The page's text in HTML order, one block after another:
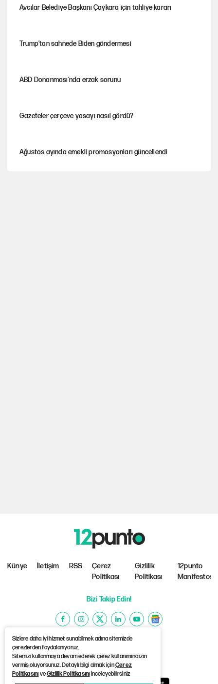
Avcılar Belediye Başkanı Çaykara için tahliye kararı
Trump’tan sahnede Biden göndermesi
ABD Donanması’nda erzak sorunu
Gazeteler çerçeve yasayı nasıl gördü?
Ağustos ayında emekli promosyonları güncellendi
Sizlere daha iyi hizmet sunabilmek adına sitemizde
çerezlerden faydalanıyoruz.
Sitemizi kullanmaya devam ederek çerez kullanımına izin
vermiş oluyorsunuz. Detaylı bilgi almak içinÇerez
PolitikasınıveGizlilik Politikasınıinceleyebilirsiniz
Künye İletişim RSS
Çerez
Politikası
Gizlilik
Politikası
12punto
Manifestosu
Bizi Takip Edin!
©Copyright 2026 12punto